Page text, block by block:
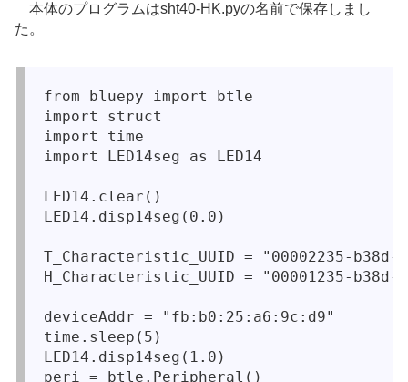
本体のプログラムはsht40-HK.pyの名前で保存しまし
た。
from bluepy import btle
import struct
import time
import LED14seg as LED14
LED14.clear()
LED14.disp14seg(0.0)
T_Characteristic_UUID = "00002235-b38d-
H_Characteristic_UUID = "00001235-b38d-
deviceAddr = "fb:b0:25:a6:9c:d9"
time.sleep(5)
LED14.disp14seg(1.0)
peri = btle.Peripheral()